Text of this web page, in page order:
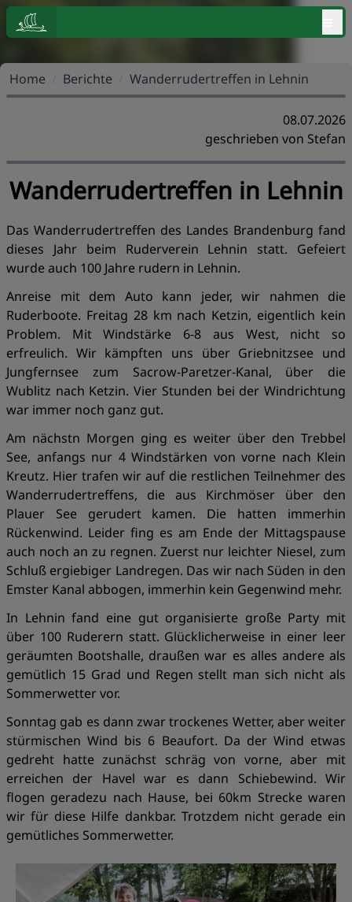
Home Berichte Wanderrudertreffen in Lehnin
08.07.2026
geschrieben von Stefan
Wanderrudertreffen in Lehnin
Das Wanderrudertreffen des Landes Brandenburg fand
dieses Jahr beim Ruderverein Lehnin statt. Gefeiert
wurde auch 100 Jahre rudern in Lehnin.
Anreise mit dem Auto kann jeder, wir nahmen die
Ruderboote. Freitag 28 km nach Ketzin, eigentlich kein
Problem. Mit Windstärke 6-8 aus West, nicht so
erfreulich. Wir kämpften uns über Griebnitzsee und
Jungfernsee zum Sacrow-Paretzer-Kanal, über die
Wublitz nach Ketzin. Vier Stunden bei der Windrichtung
war immer noch ganz gut.
Am nächstn Morgen ging es weiter über den Trebbel
See, anfangs nur 4 Windstärken von vorne nach Klein
Kreutz. Hier trafen wir auf die restlichen Teilnehmer des
Wanderrudertreffens, die aus Kirchmöser über den
Plauer See gerudert kamen. Die hatten immerhin
Rückenwind. Leider fing es am Ende der Mittagspause
auch noch an zu regnen. Zuerst nur leichter Niesel, zum
Schluß ergiebiger Landregen. Das wir nach Süden in den
Emster Kanal abbogen, immerhin kein Gegenwind mehr.
In Lehnin fand eine gut organisierte große Party mit
über 100 Ruderern statt. Glücklicherweise in einer leer
geräumten Bootshalle, draußen war es alles andere als
gemütlich 15 Grad und Regen stellt man sich nicht als
Sommerwetter vor.
Sonntag gab es dann zwar trockenes Wetter, aber weiter
stürmischen Wind bis 6 Beaufort. Da der Wind etwas
gedreht hatte zunächst schräg von vorne, aber mit
erreichen der Havel war es dann Schiebewind. Wir
flogen geradezu nach Hause, bei 60km Strecke waren
wir für diese Hilfe dankbar. Trotzdem nicht gerade ein
gemütliches Sommerwetter.